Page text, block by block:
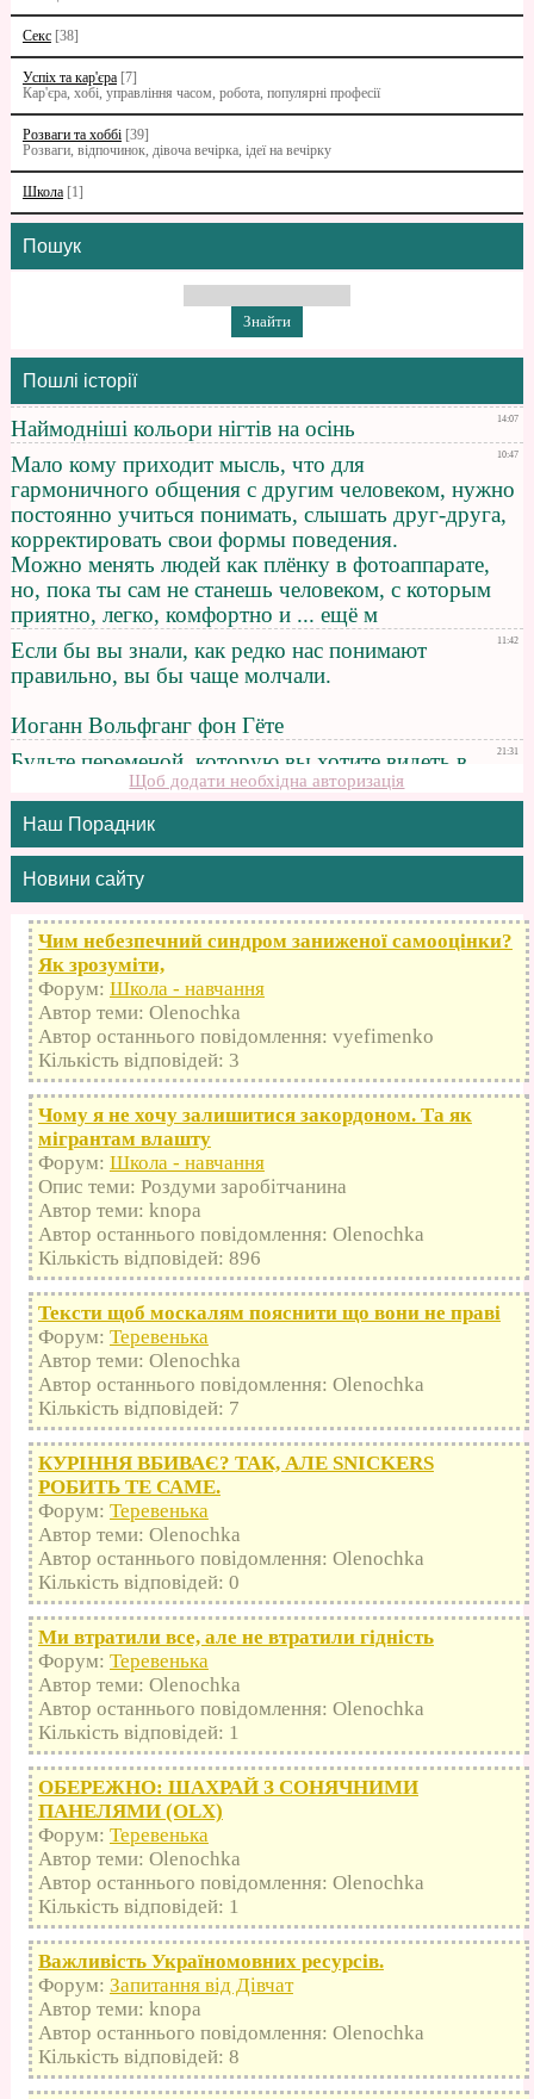
Секс [38]
Успіх та кар'єра [7]
Кар'єра, хобі, управління часом, робота, популярні професії
Розваги та хоббі [39]
Розваги, відпочинок, дівоча вечірка, ідеї на вечірку
Школа [1]
Пошук
Пошлі історії
Щоб додати необхідна авторизація
Наш Порадник
Новини сайту
Чим небезпечний синдром заниженої самооцінки?
Як зрозуміти,
Форум: Школа - навчання
Автор теми: Olenochka
Автор останнього повідомлення: vyefimenko
Кількість відповідей: 3
Чому я не хочу залишитися закордоном. Та як
мігрантам влашту
Форум: Школа - навчання
Опис теми: Роздуми заробітчанина
Автор теми: knopa
Автор останнього повідомлення: Olenochka
Кількість відповідей: 896
Тексти щоб москалям пояснити що вони не праві
Форум: Теревенька
Автор теми: Olenochka
Автор останнього повідомлення: Olenochka
Кількість відповідей: 7
КУРІННЯ ВБИВАЄ? ТАК, АЛЕ SNICKERS
РОБИТЬ ТЕ САМЕ.
Форум: Теревенька
Автор теми: Olenochka
Автор останнього повідомлення: Olenochka
Кількість відповідей: 0
Ми втратили все, але не втратили гідність
Форум: Теревенька
Автор теми: Olenochka
Автор останнього повідомлення: Olenochka
Кількість відповідей: 1
ОБЕРЕЖНО: ШАХРАЙ З СОНЯЧНИМИ
ПАНЕЛЯМИ (OLX)
Форум: Теревенька
Автор теми: Olenochka
Автор останнього повідомлення: Olenochka
Кількість відповідей: 1
Важливість Україномовних ресурсів.
Форум: Запитання від Дівчат
Автор теми: knopa
Автор останнього повідомлення: Olenochka
Кількість відповідей: 8